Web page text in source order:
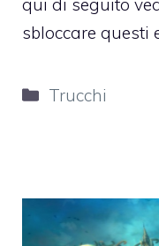
qui di seguito
sbloccare questi
Categorie
Trucchi